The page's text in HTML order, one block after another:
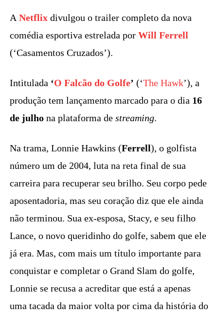
A Netflix divulgou o trailer completo da nova
comédia esportiva estrelada por Will Ferrell
(‘Casamentos Cruzados’).
Intitulada ‘O Falcão do Golfe’ (‘The Hawk’), a
produção tem lançamento marcado para o dia 16
de julho na plataforma de streaming.
Na trama, Lonnie Hawkins (Ferrell), o golfista
número um de 2004, luta na reta final de sua
carreira para recuperar seu brilho. Seu corpo pede
aposentadoria, mas seu coração diz que ele ainda
não terminou. Sua ex-esposa, Stacy, e seu filho
Lance, o novo queridinho do golfe, sabem que ele
já era. Mas, com mais um título importante para
conquistar e completar o Grand Slam do golfe,
Lonnie se recusa a acreditar que está a apenas
uma tacada da maior volta por cima da história do